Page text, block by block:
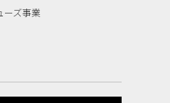
ーズ事業